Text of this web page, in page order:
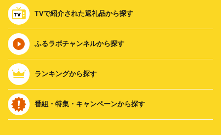
TVで紹介された返礼品から探す
ふるラボチャンネルから探す
ランキングから探す
番組・特集・キャンペーンから探す